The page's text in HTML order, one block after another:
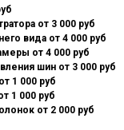
от 3 000 руб
вида от 4 000 руб
от 4 000 руб
шин от 3 000 руб
1 000 руб
1 000 руб
от 2 000 руб